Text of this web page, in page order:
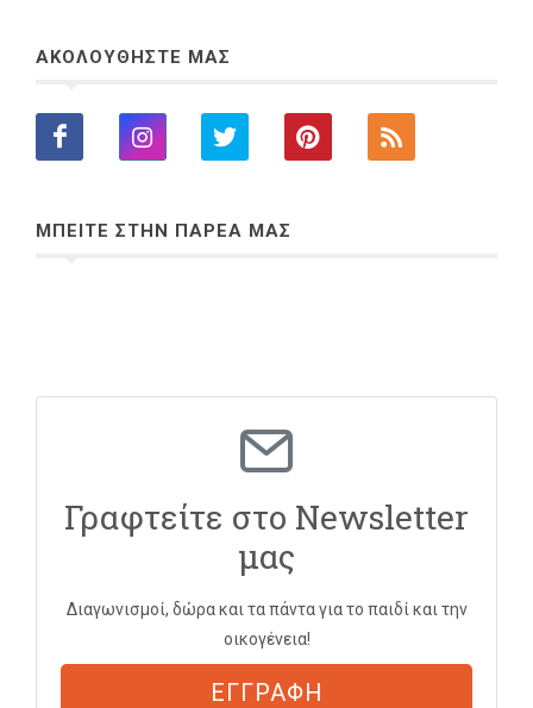
ΑΚΟΛΟΥΘΗΣΤΕ ΜΑΣ
ΜΠΕΙΤΕ ΣΤΗΝ ΠΑΡΕΑ ΜΑΣ
Γραφτείτε στο Newsletter
μας
Διαγωνισμοί, δώρα και τα πάντα για το παιδί και την
οικογένεια!
ΕΓΓΡΑΦΗ